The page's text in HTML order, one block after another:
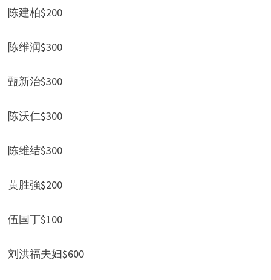
陈建柏$200
陈维润$300
甄新治$300
陈沃仁$300
陈维结$300
黄胜強$200
伍国丁$100
刘洪福夫妇$600